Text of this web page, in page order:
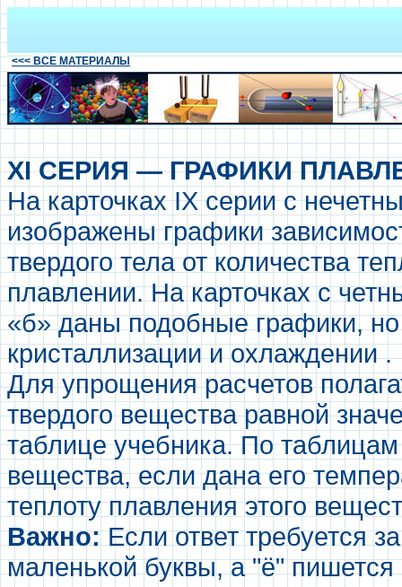
<<< ВСЕ МАТЕРИАЛЫ
XI СЕРИЯ — ГРАФИКИ
На карточках IX серии с
изображены графики
твердого тела от количества
плавлении. На карточках с
«б» даны подобные графики,
кристаллизации и охлаждении .
Для упрощения расчетов
твердого вещества равной
таблице учебника. По
вещества, если дана его
теплоту плавления этого
Важно:Если ответ требуется
маленькой буквы, а "ё"